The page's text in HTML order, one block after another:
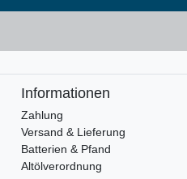
Informationen
Zahlung
Versand & Lieferung
Batterien & Pfand
Altölverordnung